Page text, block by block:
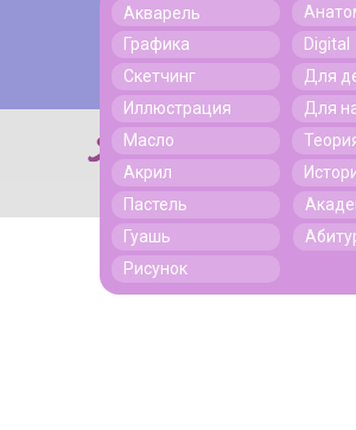
Поиск
Поиск
Акварель
Графика
Скетчинг
Иллюстрация
Масло
Акрил
Пастель
Гуашь
Рисунок
Digital
Для
Для